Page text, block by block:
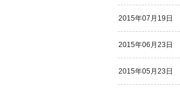
2015年07月19日
2015年06月23日
2015年05月23日